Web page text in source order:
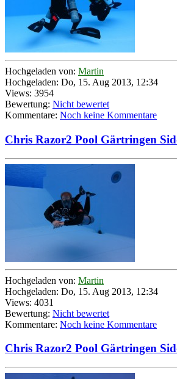
Hochgeladen von: Martin
Hochgeladen: Do, 15. Aug 2013, 12:34
Views: 3954
Bewertung: Nicht bewertet
Kommentare: Noch keine Kommentare
Chris Razor2 Pool Gärtringen
Hochgeladen von: Martin
Hochgeladen: Do, 15. Aug 2013, 12:34
Views: 4031
Bewertung: Nicht bewertet
Kommentare: Noch keine Kommentare
Chris Razor2 Pool Gärtringen